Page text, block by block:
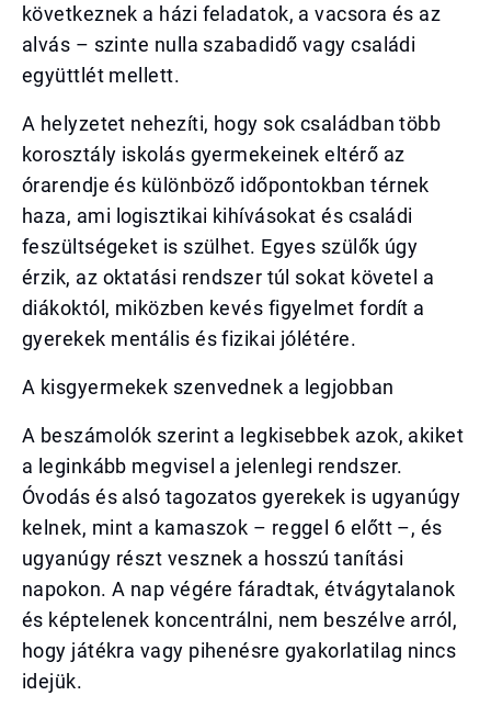
következnek a házi feladatok, a vacsora és az
alvás – szinte nulla szabadidő vagy családi
együttlét mellett.
A helyzetet nehezíti, hogy sok családban több
korosztály iskolás gyermekeinek eltérő az
órarendje és különböző időpontokban térnek
haza, ami logisztikai kihívásokat és családi
feszültségeket is szülhet. Egyes szülők úgy
érzik, az oktatási rendszer túl sokat követel a
diákoktól, miközben kevés figyelmet fordít a
gyerekek mentális és fizikai jólétére.
A kisgyermekek szenvednek a legjobban
A beszámolók szerint a legkisebbek azok, akiket
a leginkább megvisel a jelenlegi rendszer.
Óvodás és alsó tagozatos gyerekek is ugyanúgy
kelnek, mint a kamaszok – reggel 6 előtt –, és
ugyanúgy részt vesznek a hosszú tanítási
napokon. A nap végére fáradtak, étvágytalanok
és képtelenek koncentrálni, nem beszélve arról,
hogy játékra vagy pihenésre gyakorlatilag nincs
idejük.